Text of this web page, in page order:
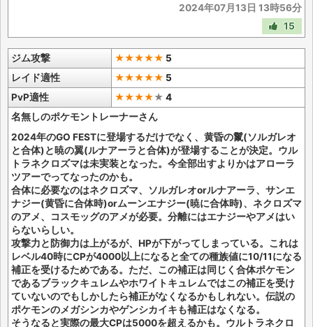
2024年07月13日 13時56分
15
ジム攻撃 ★★★★★ 5
レイド適性
★★★★★ 5
PvP適性
★★★★★ 4
名無しのポケモントレーナーさん
2024年のGO FESTに登場するだけでなく、黄昏の鬣(ソルガレオ
と合体)と暁の翼(ルナアーラと合体)が登場することが決定。ウル
トラネクロズマは未実装となった。今全部出すよりかはアローラ
ツアーでってなったのかも。
合体に必要なのはネクロズマ、ソルガレオorルナアーラ、サンエ
ナジー(黄昏に合体時)orムーンエナジー(暁に合体時)、ネクロズマ
のアメ、コスモッグのアメが必要。分離にはエナジーやアメはい
らないらしい。
攻撃力と防御力は上がるが、HPが下がってしまっている。これは
レベル40時にCPが4000以上になると全ての種族値に10/11になる
補正を受けるためである。ただ、この補正は同じく合体ポケモン
であるブラックキュレムやホワイトキュレムではこの補正を受け
ていないのでもしかしたら補正がなくなるかもしれない。伝説の
ポケモンのメガシンカやゲンシカイキも補正はなくなる。
そうなると実際の最大CPは5000を超えるかも。ウルトラネクロ